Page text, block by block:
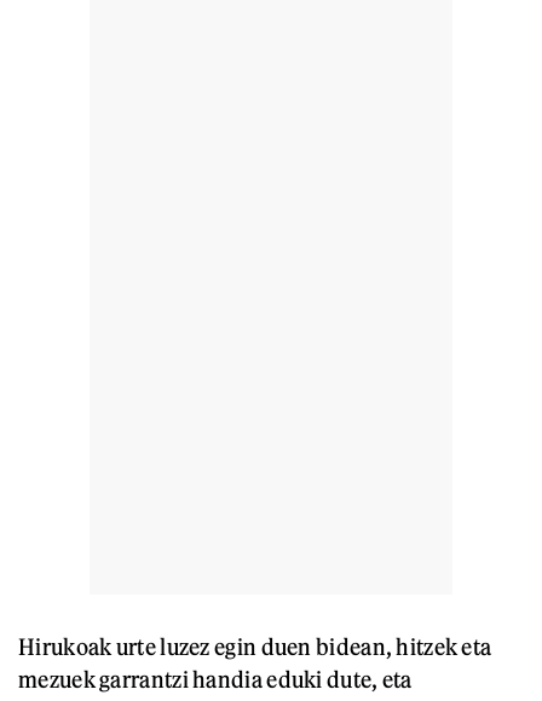
Hirukoak urte luzez egin duen bidean, hitzek eta
mezuek garrantzi handia eduki dute, eta